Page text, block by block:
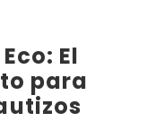
El
para